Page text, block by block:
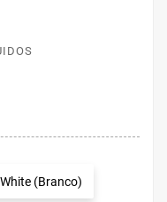
White (Branco)